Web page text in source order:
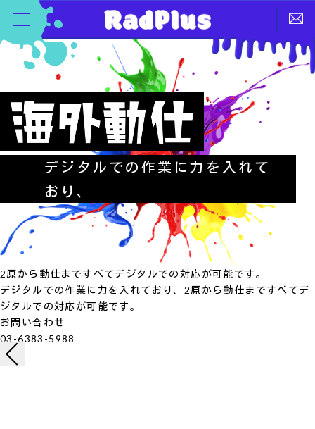
デジタルでの作業に力を入れて
おり、
2原から動仕まですべてデジタルでの対応が可能です。
デジタルでの作業に力を入れており、2原から動仕まですべてデ
ジタルでの対応が可能です。
お問い合わせ
03-6383-5988